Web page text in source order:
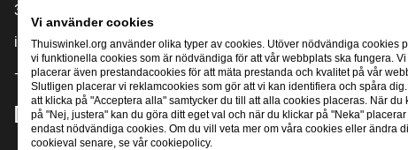
3905 NL Veenendaal
info@thuiswinkel.org
+31 (0)318 64 85 75
[_General:SocialMediaTitle]
Vi använder cookies
Thuiswinkel.org använder olika typer av cookies. Utöver nödvändiga cookies
vi funktionella cookies som är nödvändiga för att vår webbplats ska fungera. Vi
placerar även prestandacookies för att mäta prestanda och kvalitet på vår
Slutligen placerar vi reklamcookies som gör att vi kan identifiera och spåra
att klicka på "Acceptera alla" samtycker du till att alla cookies placeras. När du
på "Nej, justera" kan du göra ditt eget val och när du klickar på "Neka" placerar
endast nödvändiga cookies. Om du vill veta mer om våra cookies eller ändra
cookieval senare, se vår cookiepolicy.